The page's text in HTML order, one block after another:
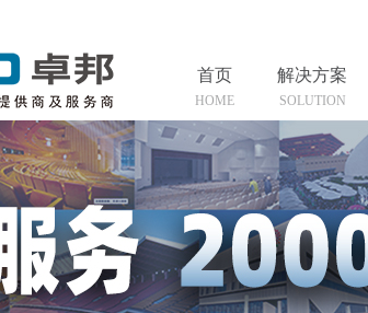
首页
HOME
解决方案
SOLUTION